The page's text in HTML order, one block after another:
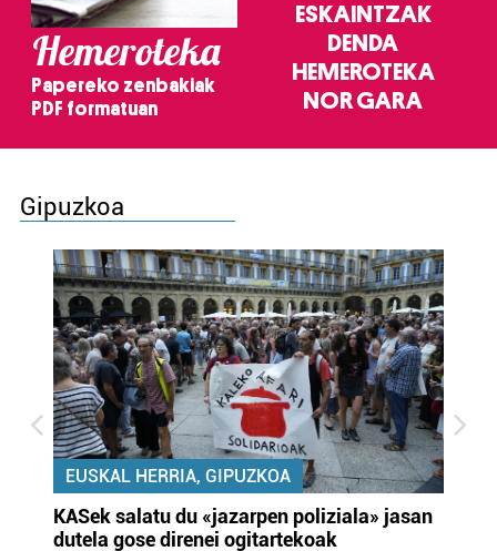
Hemeroteka
Papereko zenbakiak
PDF formatuan
ESKAINTZAK
DENDA
HEMEROTEKA
NOR GARA
Gipuzkoa
EUSKAL HERRIA, GIPUZKOA
KASek salatu du «jazarpen poliziala» jasan
dutela gose direnei ogitartekoak